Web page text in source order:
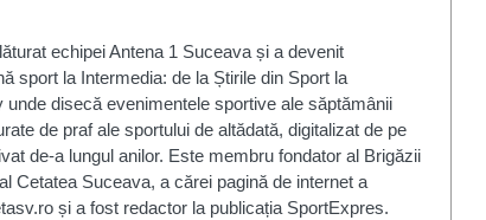
echipei Antena 1 Suceava și a devenit
sport la Intermedia: de la Știrile din Sport la
disecă evenimentele sportive ale săptămânii
de praf ale sportului de altădată, digitalizat de pe
de-a lungul anilor. Este membru fondator al Brigăzii
Cetatea Suceava, a cărei pagină de internet a
și a fost redactor la publicația SportExpres.